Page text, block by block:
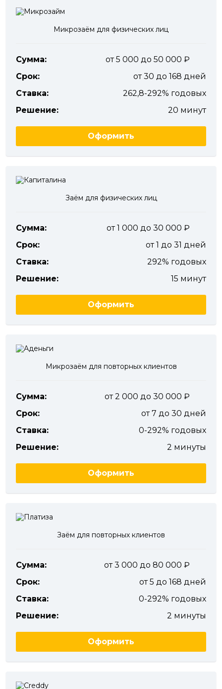
Микрозаём для физических лиц
Сумма:
от 5 000 до 50 000
Срок:
от 30 до 168 дней
Ставка:
262,8-292% годовых
Решение:
20 минут
Оформить
Заём для физических лиц
Сумма:
от 1 000 до 30 000
Срок:
от 1 до 31 дней
Ставка:
292% годовых
Решение:
15 минут
Оформить
Микрозаём для повторных клиентов
Сумма:
от 2 000 до 30 000
Срок:
от 7 до 30 дней
Ставка:
0-292% годовых
Решение:
2 минуты
Оформить
Заём для повторных клиентов
Сумма:
от 3 000 до 80 000
Срок:
от 5 до 168 дней
Ставка:
0-292% годовых
Решение:
2 минуты
Оформить